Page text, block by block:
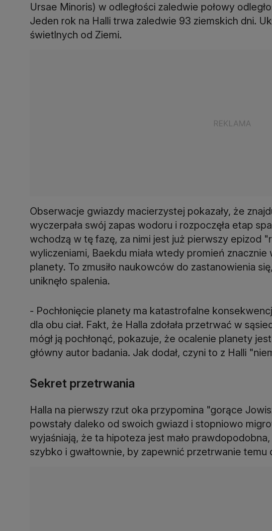
Ursae Minoris) w odległości zaledwie połowy
Jeden rok na Halli trwa zaledwie 93 ziemskich dni.
świetlnych od Ziemi.
Obserwacje gwiazdy macierzystej pokazały, że
wyczerpała swój zapas wodoru i rozpoczęła etap
wchodzą w tę fazę, za nimi jest już pierwszy epizod
wyliczeniami, Baekdu miała wtedy promień
planety. To zmusiło naukowców do zastanowienia
uniknęło spalenia.
- Pochłonięcie planety ma katastrofalne
dla obu ciał. Fakt, że Halla zdołała przetrwać w
mógł ją pochłonąć, pokazuje, że ocalenie planety
główny autor badania. Jak dodał, czyni to z Halli
Sekret przetrwania
Halla na pierwszy rzut oka przypomina "gorące
powstały daleko od swoich gwiazd i stopniowo
wyjaśniają, że ta hipoteza jest mało
szybko i gwałtownie, by zapewnić przetrwanie temu